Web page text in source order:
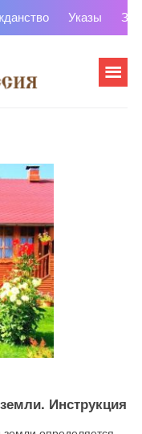
Указы
Инструкция